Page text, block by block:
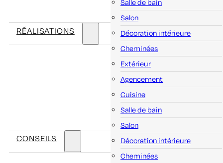
RÉALISATIONS
Salle de bain
Salon
Décoration intérieure
Cheminées
Extérieur
Agencement
CONSEILS
Cuisine
Salle de bain
Salon
Décoration intérieure
Cheminées